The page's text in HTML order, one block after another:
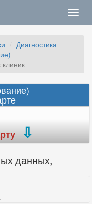
Диагностика
клиник
данных,